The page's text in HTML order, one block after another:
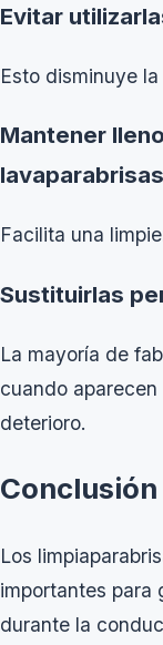
Evitar
Esto disminuye
Mantener
lavaparabrisas
Facilita una
Sustituirlas
La mayoría de
cuando
deterioro.
Conclusión
Los
importantes para
durante la